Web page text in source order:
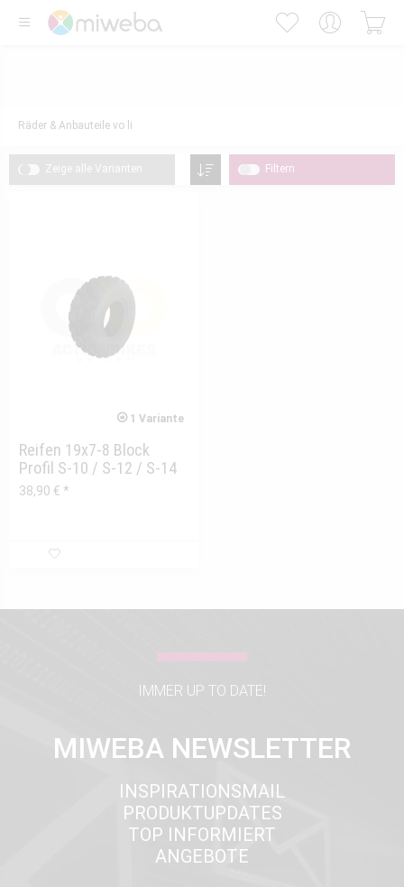
Räder & Anbauteile vo li
Zeige alle Varianten Filtern
1 Variante
Reifen 19x7-8 Block
Profil S-10 / S-12 / S-14
vorne
38,90 € *
IMMER UP TO DATE!
MIWEBA NEWSLETTER
INSPIRATIONSMAIL
PRODUKTUPDATES
TOP INFORMIERT
ANGEBOTE